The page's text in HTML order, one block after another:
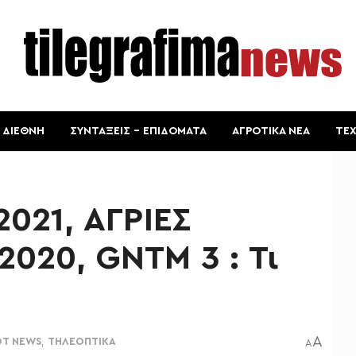
ΔΙΕΘΝΗ ΣΥΝΤΑΞΕΙΣ – ΕΠΙΔΟΜΑΤΑ ΑΓΡΟΤΙΚΑ ΝΕΑ
ΑΓΡΙΕΣ
GNTM 3 : Τι
NEWS ΤΗΛΕΟΠΤΙΚΑ AA